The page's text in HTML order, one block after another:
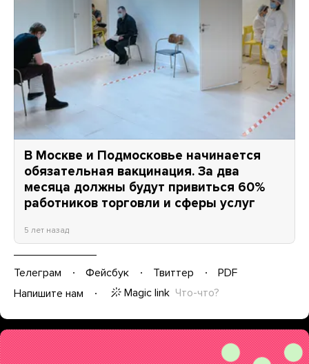
В Москве и Подмосковье начинается
обязательная вакцинация. За два
месяца должны будут привиться 60%
работников торговли и сферы услуг
5 лет назад
Телеграм Фейсбук Твиттер
PDF
Напишите нам
Magic link Что-что?